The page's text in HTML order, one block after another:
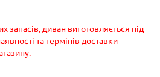
запасів, диван виготовляється під
та термінів доставки